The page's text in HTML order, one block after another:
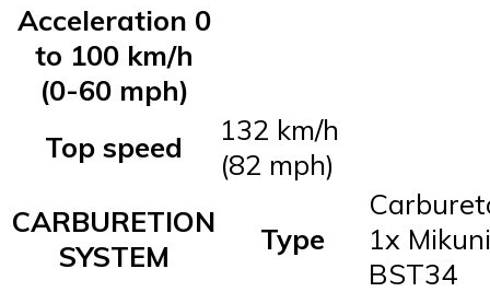
Acceleration 0
to 100 km/h
(0-60 mph)
Top speed
132 km/h
(82 mph)
CARBURETION
SYSTEM
Type
1x Mikuni
BST34